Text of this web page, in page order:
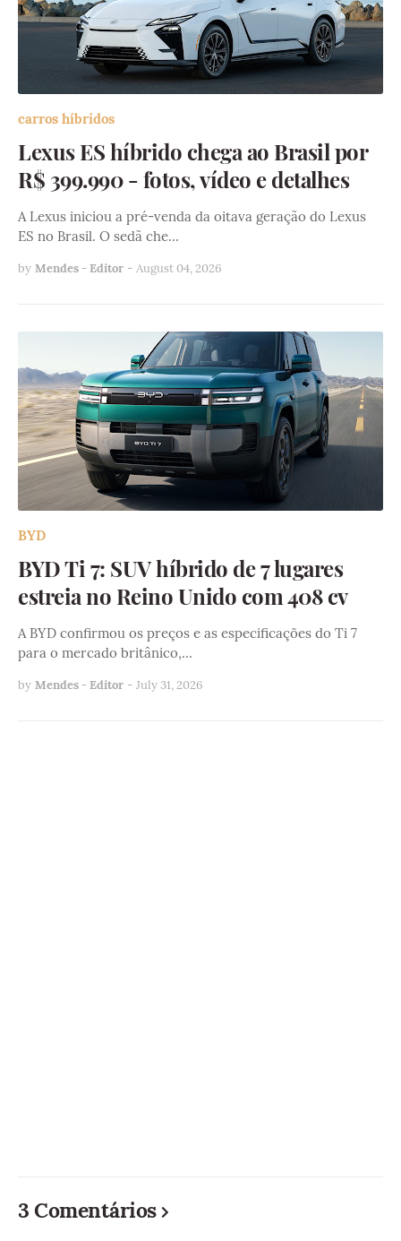
carros híbridos
Lexus ES híbrido chega ao Brasil por
R$ 399.990 - fotos, vídeo e detalhes
A Lexus iniciou a pré-venda da oitava geração do Lexus
ES no Brasil. O sedã che…
by Mendes - Editor - August 04, 2026
BYD
BYD Ti 7: SUV híbrido de 7 lugares
estreia no Reino Unido com 408 cv
A BYD confirmou os preços e as especificações do Ti 7
para o mercado britânico,…
by Mendes - Editor - July 31, 2026
3 Comentários